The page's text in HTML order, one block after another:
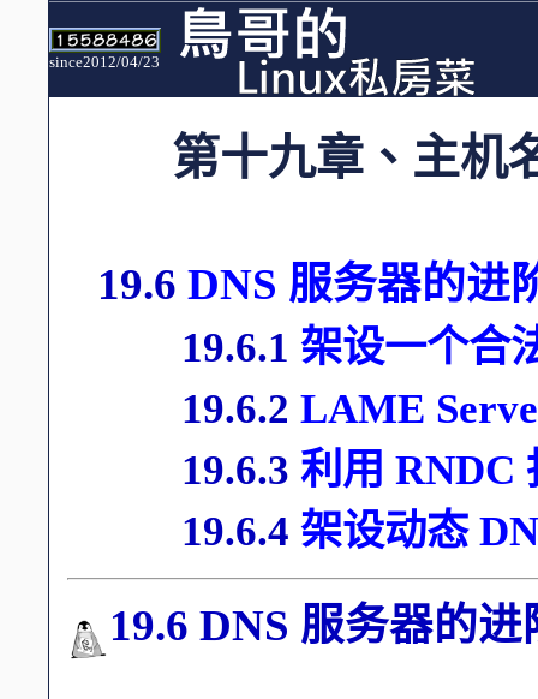
since2012/04/23
第十九章、主机
19.6 DNS 服务器的进
19.6.1 架设一个合
19.6.2 LAME
19.6.3 利用 RNDC
19.6.4 架设动态
19.6 DNS 服务器的